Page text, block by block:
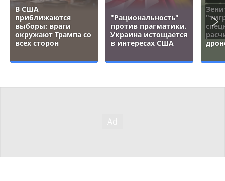
В США
приближаются
выборы: враги
окружают Трампа со
всех сторон
"Рациональность"
против прагматики.
Украина истощается
в интересах США